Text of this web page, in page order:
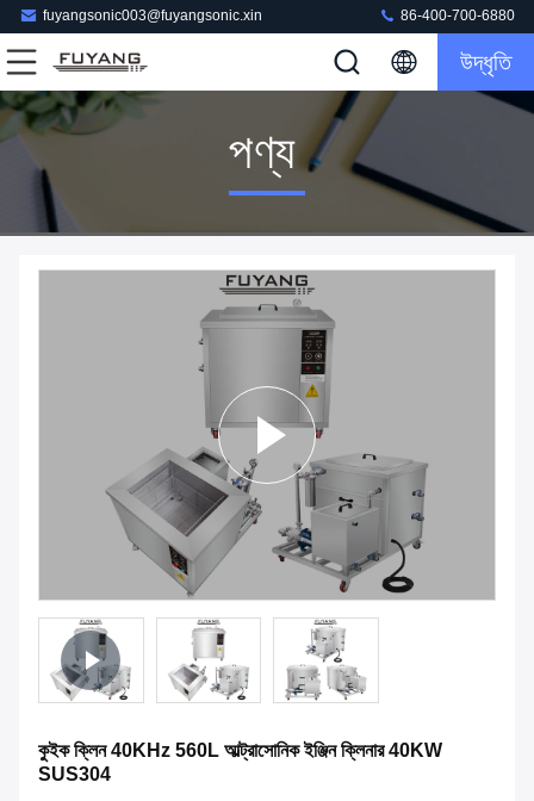
fuyangsonic003@fuyangsonic.xin 86-400-700-6880
উদ্ধৃতি
পণ্য
কুইক ক্লিন 40KHz 560L আল্ট্রাসোনিক ইঞ্জিন ক্লিনার 40KW
SUS304